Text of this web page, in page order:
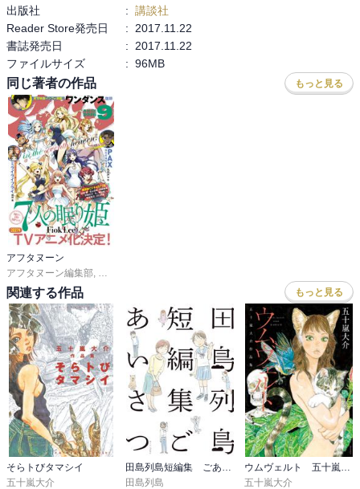
ここが美しいというか抒情的というかノスタルジックというか。恋
愛に至らない絆。
出版社 : 講談社
Reader Store発売日
:
2017.11.22
書誌発売日
:
2017.11.22
ファイルサイズ
: 96MB
同じ著者の作品 もっと見る
アフタヌーン
アフタヌーン編集部, ＦｉｏｋＬｅｅ
関連する作品 もっと見る
そらトびタマシイ
五十嵐大介
田島列島
五十嵐大介